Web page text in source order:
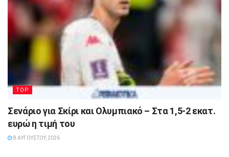
TOP
Σενάριο για Σκίρι και Ολυμπιακό – Στα 1,5-2 εκατ.
ευρώ η τιμή του
8 ΑΥΓΟΎΣΤΟΥ, 2026